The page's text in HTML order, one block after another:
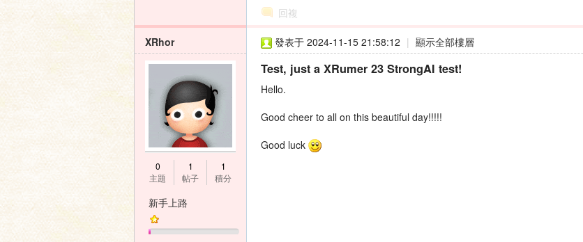
回複
XRhor
0
主題
1
帖子
1
積分
新手上路
發表于 2024-11-15 21:58:12 | 顯示全部樓層
Test, just a XRumer 23 StrongAI test!
Hello.
Good cheer to all on this beautiful day!!!!!
Good luck